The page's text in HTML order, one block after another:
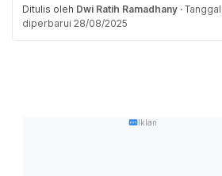
Ditulis oleh Dwi Ratih Ramadhany · Tanggal
diperbarui 28/08/2025
Iklan